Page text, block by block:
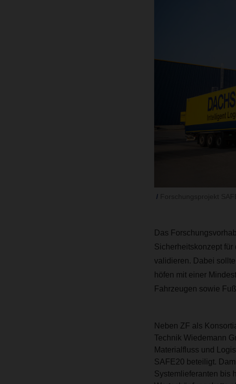
Das
Sicherheitskonzept
validieren. Dabei
höfen mit einer
Fahrzeugen sowie
Neben ZF als
Technik Wiedemann
Materialfluss und
SAFE20 beteiligt.
Systemlieferanten bis